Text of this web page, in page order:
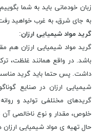
زبان خودمانی باید به شما
به جای شرق، به غرب خواهید
گرید مواد شیمیایی ارزان:
گرید مواد شیمیایی ارزان هم
باشد. در واقع همانند غلظت،
داشت. پس حتما باید گرید
شیمیایی ارزان در صنایع
گریدهای مختلفی تولید و
خلوص، مقدار و نوع ناخالصی
حال تهیه‌ ی مواد شیمیایی